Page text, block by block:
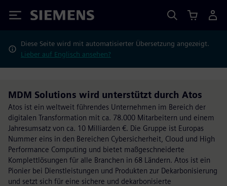
Siemens
Diese Seite wird mit automatisierter Übersetzung angezeigt.
Lieber auf Englisch ansehen?
MDM Solutions wird unterstützt durch Atos
Atos ist ein weltweit führendes Unternehmen im Bereich der
digitalen Transformation mit ca. 78.000 Mitarbeitern und einem
Jahresumsatz von ca. 10 Milliarden €. Die Gruppe ist Europas
Nummer eins in den Bereichen Cybersicherheit, Cloud und High
Performance Computing und bietet maßgeschneiderte
Komplettlösungen für alle Branchen in 68 Ländern. Atos ist ein
Pionier bei Dienstleistungen und Produkten zur Dekarbonisierung
und setzt sich für eine sichere und dekarbonisierte